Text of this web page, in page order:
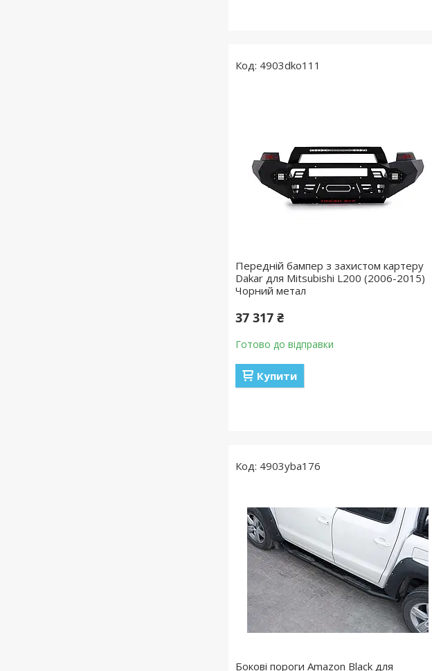
4903dko111
Передній бампер з захистом картеру
Dakar для Mitsubishi L200 (2006-2015)
Чорний метал
37 317 ₴
Готово до відправки
Купити
4903yba176
Бокові пороги Amazon Black для